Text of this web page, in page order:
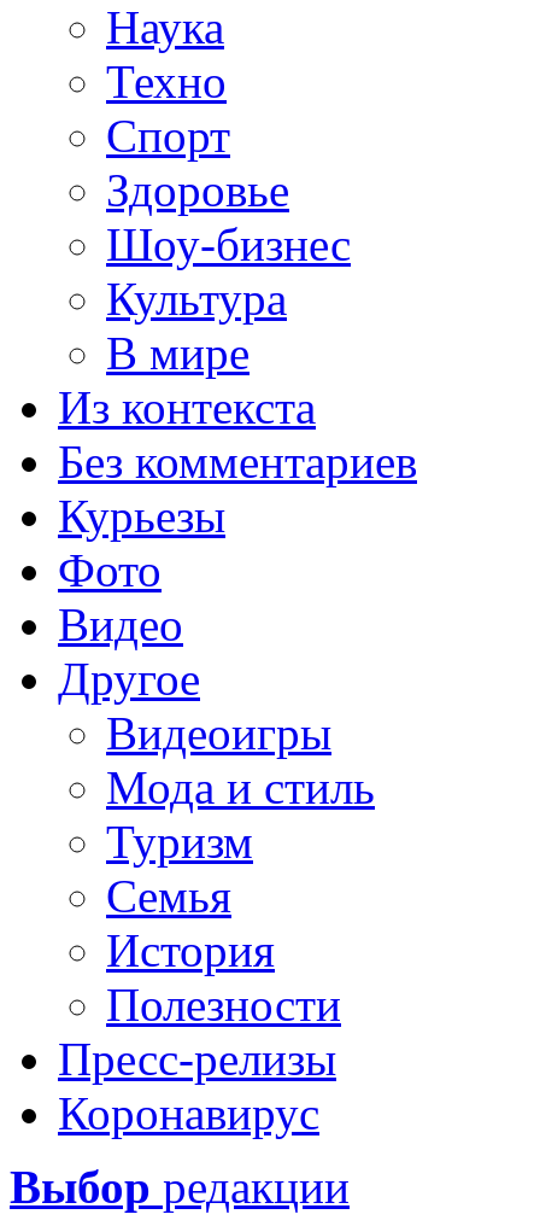
Наука
Техно
Спорт
Здоровье
Шоу-бизнес
Культура
В мире
Из контекста
Без комментариев
Курьезы
Фото
Видео
Другое
Видеоигры
Мода и стиль
Туризм
Семья
История
Полезности
Пресс-релизы
Коронавирус
Выбор редакции